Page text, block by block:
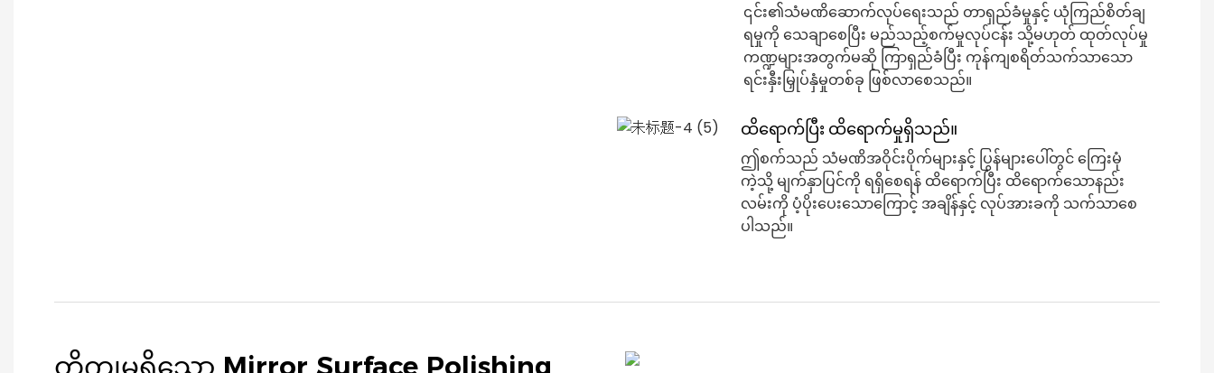
၎င်း၏သံမဏိဆောက်လုပ်ရေးသည် တာရှည်ခံမှုနှင့် ယုံကြည်စိတ်ချ
ရမှုကို သေချာစေပြီး မည်သည့်စက်မှုလုပ်ငန်း သို့မဟုတ် ထုတ်လုပ်မှု
ကဏ္ဍများအတွက်မဆို ကြာရှည်ခံပြီး ကုန်ကျစရိတ်သက်သာသော
ရင်းနှီးမြှုပ်နှံမှုတစ်ခု ဖြစ်လာစေသည်။
ထိရောက်ပြီး ထိရောက်မှုရှိသည်။
ဤစက်သည် သံမဏိအဝိုင်းပိုက်များနှင့် ပြွန်များပေါ်တွင် ကြေးမုံ
ကဲ့သို့ မျက်နှာပြင်ကို ရရှိစေရန် ထိရောက်ပြီး ထိရောက်သောနည်း
လမ်းကို ပံ့ပိုးပေးသောကြောင့် အချိန်နှင့် လုပ်အားခကို သက်သာစေ
ပါသည်။
တိကျမှုရှိသော Mirror Surface Polishing